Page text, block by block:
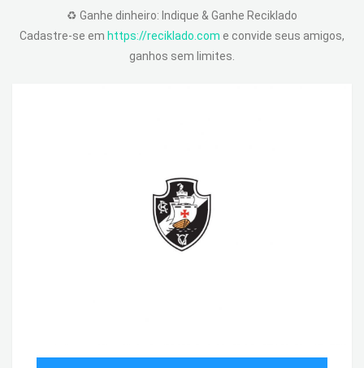
♻️ Ganhe dinheiro: Indique & Ganhe Reciklado
Cadastre-se em https://reciklado.com e convide seus amigos,
ganhos sem limites.